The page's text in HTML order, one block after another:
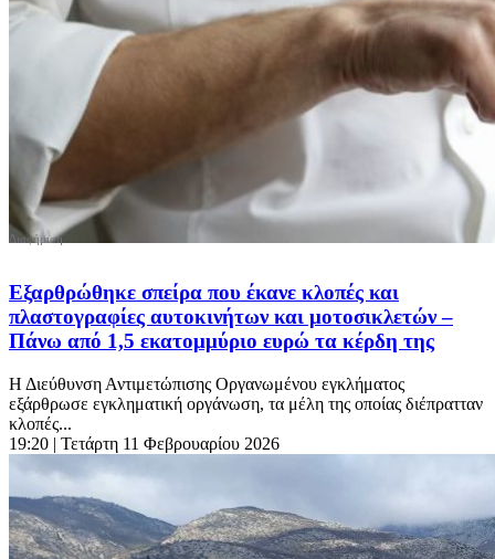
Εξαρθρώθηκε σπείρα που έκανε κλοπές και
πλαστογραφίες αυτοκινήτων και μοτοσικλετών –
Πάνω από 1,5 εκατομμύριο ευρώ τα κέρδη της
Η Διεύθυνση Αντιμετώπισης Οργανωμένου εγκλήματος
εξάρθρωσε εγκληματική οργάνωση, τα μέλη της οποίας διέπρατταν
κλοπές...
19:20 | Τετάρτη 11 Φεβρουαρίου 2026